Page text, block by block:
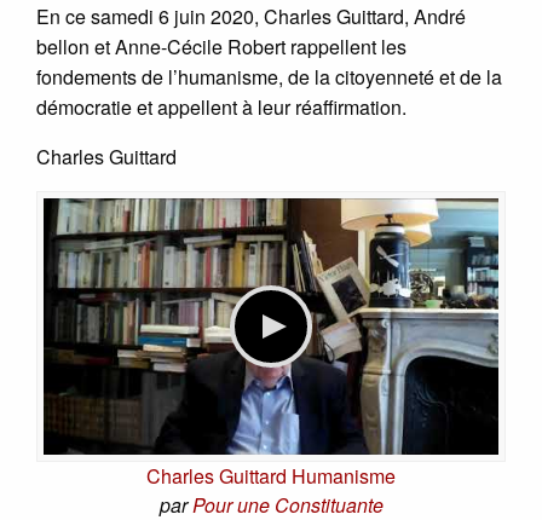
En ce samedi 6 juin 2020, Charles Guittard, André
bellon et Anne-Cécile Robert rappellent les
fondements de l’humanisme, de la citoyenneté et de la
démocratie et appellent à leur réaffirmation.
Charles Guittard
Charles Guittard Humanisme
parPour une Constituante